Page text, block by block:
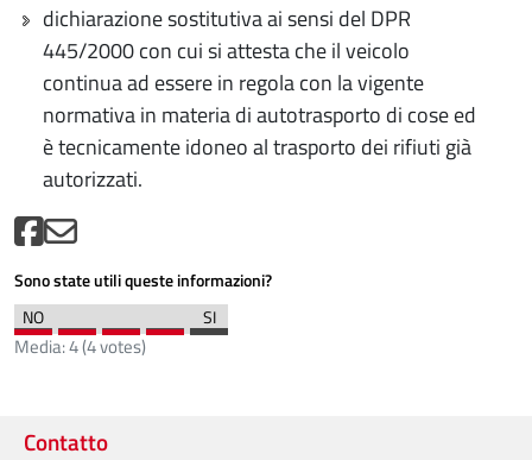
dichiarazione sostitutiva ai sensi del DPR
445/2000 con cui si attesta che il veicolo
continua ad essere in regola con la vigente
normativa in materia di autotrasporto di cose ed
è tecnicamente idoneo al trasporto dei rifiuti già
autorizzati.
Sono state utili queste informazioni?
Media:4(4votes)
Contatto